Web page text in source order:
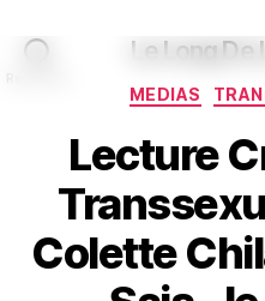
Le Long De
MEDIAS
Lecture
Colette